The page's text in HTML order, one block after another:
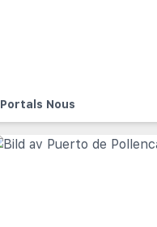
Portals Nous